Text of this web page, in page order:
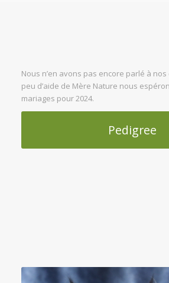
Nous n’en avons pas encore parlé à
peu d’aide de Mère Nature nous
mariages pour 2024.
Pedigree